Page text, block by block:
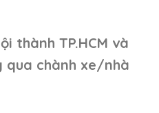
thành TP.HCM và
qua chành xe/nhà